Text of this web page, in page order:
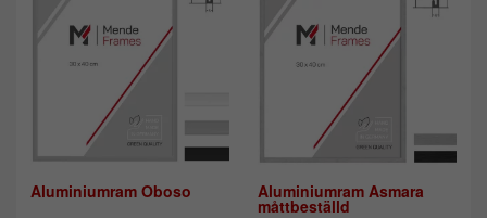
Aluminiumram Oboso Aluminiumram Asmara
måttbeställd